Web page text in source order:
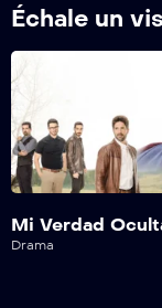
Échale un
Mi Verdad
Drama